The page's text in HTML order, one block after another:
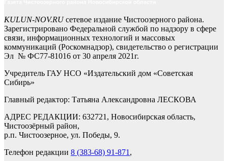
KULUN-NOV.RUсетевое издание Чистоозерного района.
Зарегистрировано Федеральной службой по надзору в сфере
связи, информационных технологий и массовых
коммуникаций (Роскомнадзор), свидетельство о регистрации
Эл № ФС77-81016 от 30 апреля 2021г.
Учредитель ГАУ НСО «Издательский дом «Советская
Сибирь»
Главный редактор: Татьяна Александровна ЛЕСКОВА
АДРЕС РЕДАКЦИИ: 632721, Новосибирская область,
Чистоозёрный район,
р.п. Чистоозерное, ул. Победы, 9.
Телефон редакции 8 (383-68) 91-871 ,